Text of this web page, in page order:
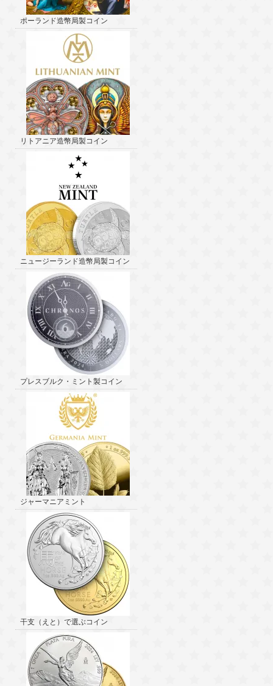
ポーランド造幣局製コイン
リトアニア造幣局製コイン
ニュージーランド造幣局製コイン
プレスブルク・ミント製コイン
ジャーマニアミント
干支（えと）で選ぶコイン